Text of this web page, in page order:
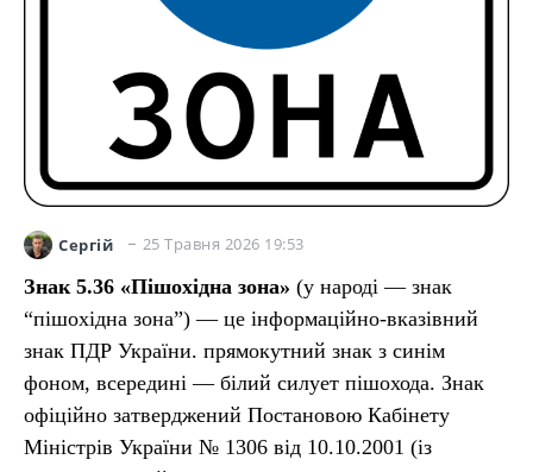
Сергій 25 Травня 2026 19:53
Знак 5.36 «Пішохідна зона» (у народі — знак
“пішохідна зона”) — це інформаційно-вказівний
знак ПДР України. прямокутний знак з синім
фоном, всередині — білий силует пішохода. Знак
офіційно затверджений Постановою Кабінету
Міністрів України № 1306 від 10.10.2001 (із